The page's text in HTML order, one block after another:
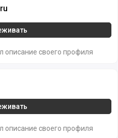
описание своего профиля
описание своего профиля